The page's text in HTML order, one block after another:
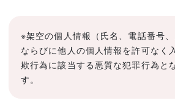
※架空の個人情報（氏名、電話番号、
ならびに他人の個人情報を許可なく
欺行為に該当する悪質な犯罪行為と
す。